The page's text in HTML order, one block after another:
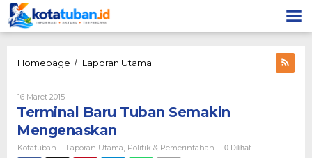
Lewati
ke
konten
Homepage / Laporan Utama
Mengenaskan
16 Maret 2015Oleh
Kotatuban
Terminal Baru Tuban Semakin
Mengenaskan
Kotatuban - Laporan Utama Politik & Pemerintahan - 0 Dilihat